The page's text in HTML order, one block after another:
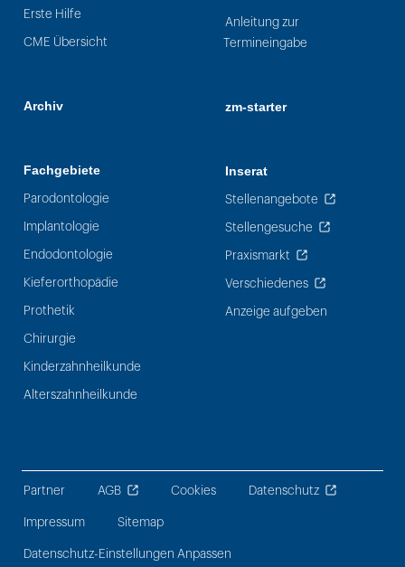
Erste Hilfe
CME Übersicht
Archiv
Fachgebiete
Parodontologie
Implantologie
Endodontologie
Kieferorthopädie
Prothetik
Chirurgie
Kinderzahnheilkunde
Alterszahnheilkunde
Anleitung zur
Termineingabe
zm-starter
Inserat
Stellenangebote
Stellengesuche
Praxismarkt
Verschiedenes
Anzeige aufgeben
Partner AGB Cookies Datenschutz
Impressum Sitemap
Datenschutz-Einstellungen Anpassen